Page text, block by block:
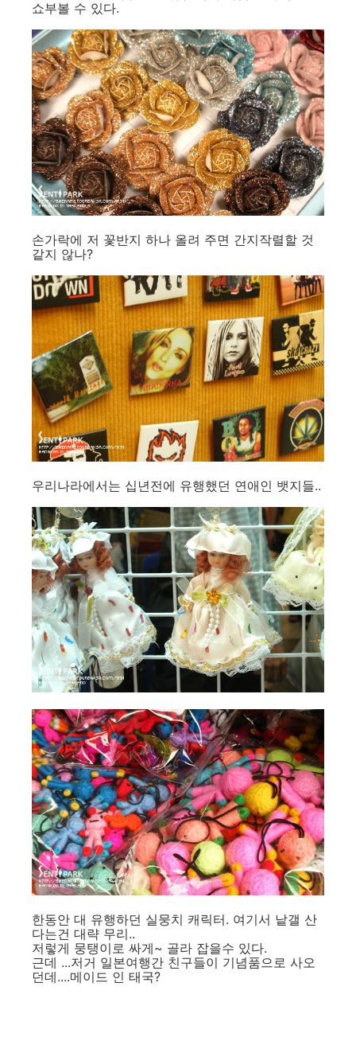
쇼부볼 수 있다.
손가락에 저 꽃반지 하나 올려 주면 간지작렬할 것
같지 않나?
우리나라에서는 십년전에 유행했던 연애인 뱃지들..
한동안 대 유행하던 실뭉치 캐릭터. 여기서 낱갤 산
다는건 대략 무리..
저렇게 뭉탱이로 싸게~ 골라 잡을수 있다.
근데 ...저거 일본여행간 친구들이 기념품으로 사오
던데....메이드 인 태국?